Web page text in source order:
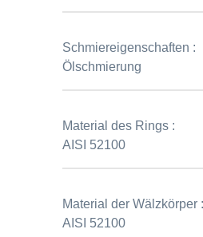
Schmiereigenschaften :
Ölschmierung
Material des Rings :
AISI 52100
Material der Wälzkörper :
AISI 52100